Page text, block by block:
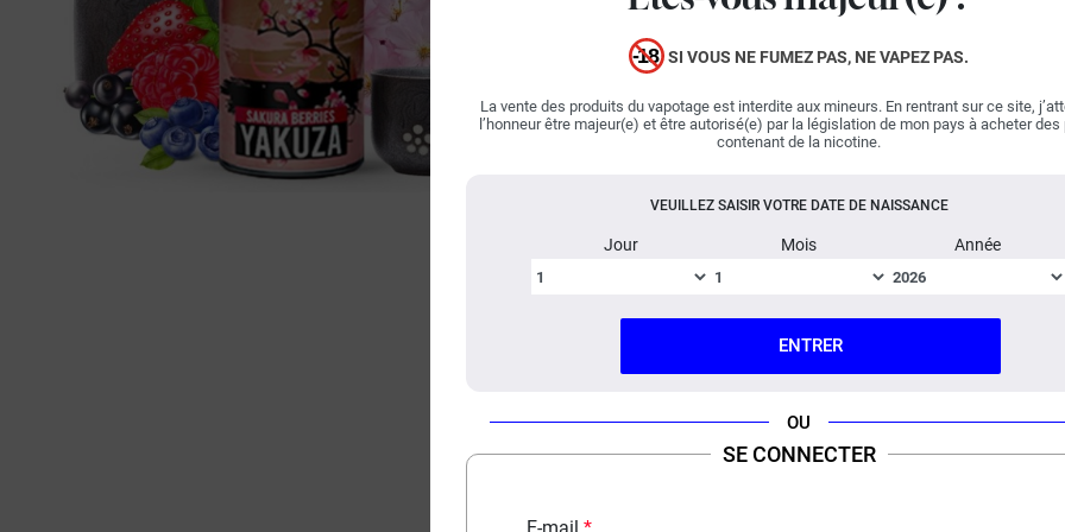
SI VOUS NE FUMEZ PAS, NE VAPEZ PAS.
La vente des produits du vapotage est interdite aux mineurs. En rentrant sur ce site,
l’honneur être majeur(e) et être autorisé(e) par la législation de mon pays à acheter des
contenant de la nicotine.
VEUILLEZ SAISIR VOTRE DATE DE NAISSANCE
Jour Mois Année
ENTRER
OU
SE CONNECTER
de cette tasse en terre cuite au sein de laquelle se
repose un saké très frais... Vos lèvres entrent en contact
avec la boisson japonaise et décèlent des notes de
fruits rouges et de fleurs de cerisier. Etonnante, la recette
française joue avec nos sens et devient rapidement
Les conseils de dosage ci-dessous concernent un
dosage 50% PG / 50% VG. Ajoutez un peu d'arôme si
votre taux de VG est plus élevé et inversement.
jours